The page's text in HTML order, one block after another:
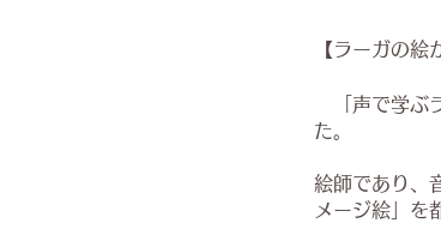
【ラーガの絵
「声で学ぶ
た。
絵師であり、
メージ絵」を